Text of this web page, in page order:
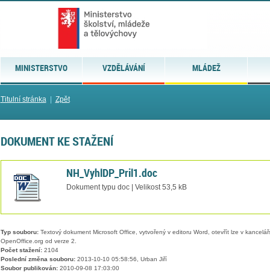
MINISTERSTVO VZDĚLÁVÁNÍ MLÁDEŽ
Titulní stránka| Zpět
DOKUMENT KE STAŽENÍ
NH_VyhlDP_Pril1.doc
Dokument typu doc | Velikost 53,5 kB
Typ souboru:Textový dokument Microsoft Office, vytvořený v editoru Word, otevřít lze v
OpenOffice.org od verze 2.
Počet stažení:2104
Poslední změna souboru:2013-10-10 05:58:56, Urban Jiří
Soubor publikován:2010-09-08 17:03:00